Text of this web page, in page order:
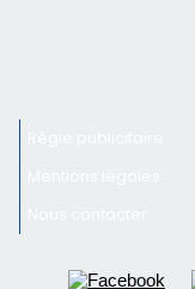
nos meilleurs articles